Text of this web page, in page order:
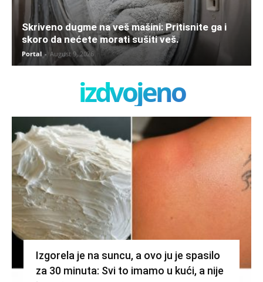
Skriveno dugme na veš mašini: Pritisnite ga i
skoro da nećete morati sušiti veš.
Portal - August 9, 2026
izdvojeno
Izgorela je na suncu, a ovo ju je spasilo
za 30 minuta: Svi to imamo u kući, a nije